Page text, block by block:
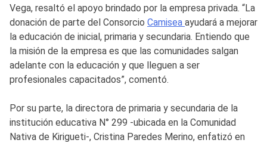
Vega, resaltó el apoyo brindado por la empresa privada. “La
donación de parte del Consorcio Camisea ayudará a mejorar
la educación de inicial, primaria y secundaria. Entiendo que
la misión de la empresa es que las comunidades salgan
adelante con la educación y que lleguen a ser
profesionales capacitados”, comentó.
Por su parte, la directora de primaria y secundaria de la
institución educativa N° 299 -ubicada en la Comunidad
Nativa de Kirigueti-, Cristina Paredes Merino, enfatizó en